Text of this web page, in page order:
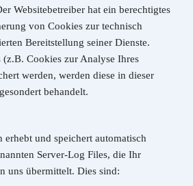
Websitebetreiber hat ein berechtigtes
von Cookies zur technisch
Bereitstellung seiner Dienste.
(z.B. Cookies zur Analyse Ihres
werden, werden diese in dieser
behandelt.
erhebt und speichert automatisch
Server-Log Files, die Ihr
uns übermittelt. Dies sind: